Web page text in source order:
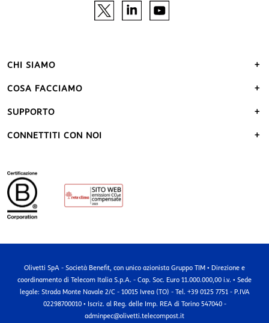
CHI SIAMO
COSA FACCIAMO
SUPPORTO
CONNETTITI CON NOI
Olivetti SpA - Società Benefit, con unico azionista Gruppo TIM • Direzione e
coordinamento di Telecom Italia S.p.A. - Cap. Soc. Euro 11.000.000,00 i.v. • Sede
legale: Strada Monte Navale 2/C - 10015 Ivrea (TO) - Tel. +39 0125 7751 - P.IVA
02298700010 • Iscriz. al Reg. delle Imp. REA di Torino 547040 -
adminpec@olivetti.telecompost.it